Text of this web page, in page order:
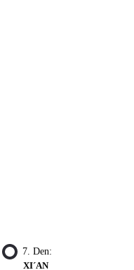
7. Den:
XI´AN